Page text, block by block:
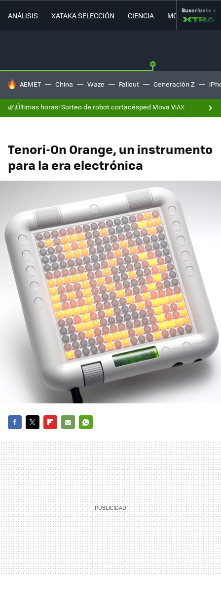
ANÁLISIS XATAKA SELECCIÓN CIENCIA MOVILIDAD
Suscríbete a
HOY SE HABLA DE
AEMET China Waze Fallout Generación Z
🌿¡Últimas horas! Sorteo de robot cortacésped Mova ViAX
Tenori-On Orange, un instrumento
para la era electrónica
MAIL